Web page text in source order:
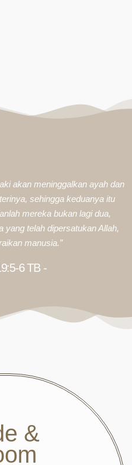
akan meninggalkan ayah dan
sehingga keduanya itu
mereka bukan lagi dua,
yang telah dipersatukan Allah,
manusia.”
6 TB -
&